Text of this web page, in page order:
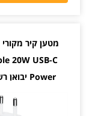
מטען קיר
20W USB-C
Power יבואן רשמי